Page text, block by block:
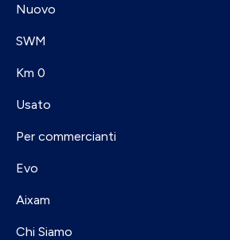
Nuovo
SWM
Km 0
Usato
Per commercianti
Evo
Aixam
Chi Siamo